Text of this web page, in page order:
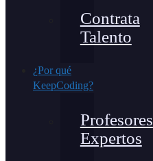
Contrata
Talento
¿Por qué
KeepCoding?
Profesores
Expertos